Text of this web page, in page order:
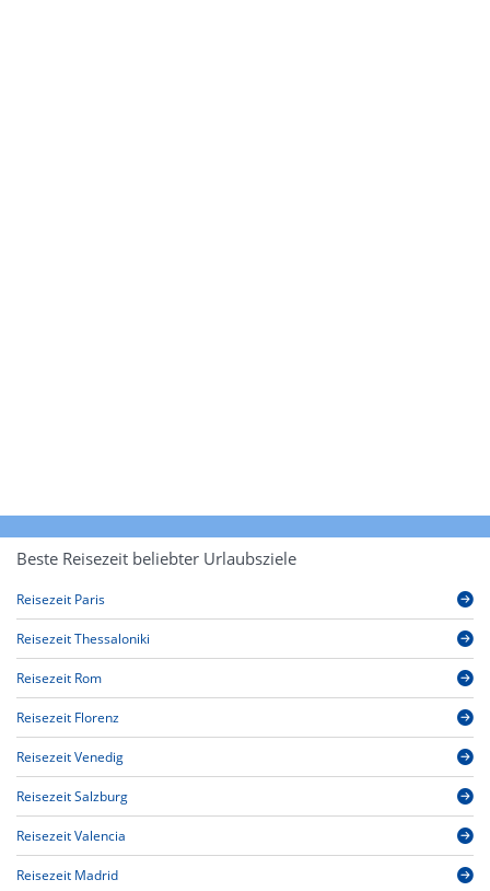
Beste Reisezeit beliebter Urlaubsziele
Reisezeit Paris
Reisezeit Thessaloniki
Reisezeit Rom
Reisezeit Florenz
Reisezeit Venedig
Reisezeit Salzburg
Reisezeit Valencia
Reisezeit Madrid